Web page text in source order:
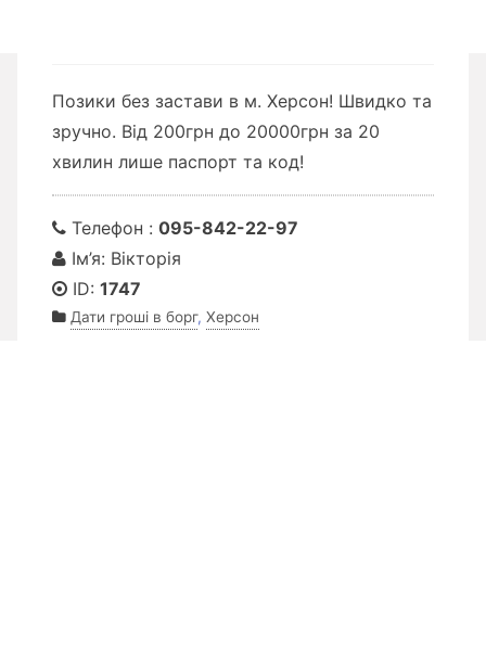
Позики без застави в м. Херсон! Швидко та
зручно. Від 200грн до 20000грн за 20
хвилин лише паспорт та код!
Телефон : 095-842-22-97
Ім’я: Вікторія
ID: 1747
Дати гроші в борг, Херсон